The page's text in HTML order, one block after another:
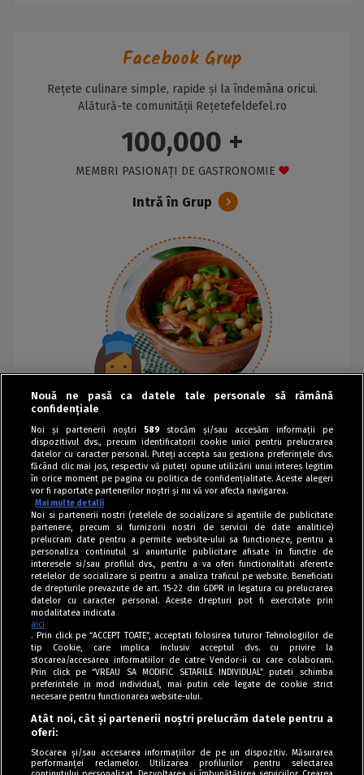
Facebook Grup
Rețete culinare simple, rapide și la îndemâna oricui.
Alătură-te comunității Rețetefeldefel.ro
100,000 +
MEMBRI PASIONAȚI DE GASTRONOMIE
Intră în Grup
Tag index
Program Antena 1
Politica de cookies
Nouă ne pasă ca datele tale personale să rămână
confidențiale
Noi și partenerii noștri 589 stocăm și/sau accesăm informații pe
dispozitivul dvs., precum identificatorii cookie unici pentru prelucrarea
datelor cu caracter personal. Puteți accepta sau gestiona preferințele dvs.
făcând clic mai jos, respectiv vă puteți opune utilizării unui interes legitim
în orice moment pe pagina cu politica de confidențialitate. Aceste alegeri
vor fi raportate partenerilor noștri și nu vă vor afecta navigarea.
Mai multe detalii
Noi si partenerii nostri (retelele de socializare si agentiile de publicitate
partenere, precum si furnizorii nostri de servicii de date analitice)
prelucram date pentru a permite website-ului sa functioneze, pentru a
personaliza continutul si anunturile publicitare afisate in functie de
interesele si/sau profilul dvs., pentru a va oferi functionalitati aferente
retelelor de socializare si pentru a analiza traficul pe website. Beneficiati
de drepturile prevazute de art. 15-22 din GDPR in legatura cu prelucrarea
datelor cu caracter personal. Aceste drepturi pot fi exercitate prin
modalitatea indicata
aici
. Prin click pe “ACCEPT TOATE”, acceptati folosirea tuturor Tehnologiilor de
tip Cookie, care implica inclusiv acceptul dvs. cu privire la
stocarea/accesarea informatiilor de catre Vendor-ii cu care colaboram.
Prin click pe “VREAU SA MODIFIC SETARILE INDIVIDUAL” puteti schimba
preferintele in mod individual, mai putin cele legate de cookie strict
necesare pentru functionarea website-ului.
Atât noi, cât și partenerii noștri prelucrăm datele pentru a
oferi:
Stocarea și/sau accesarea informațiilor de pe un dispozitiv. Măsurarea
performanței reclamelor. Utilizarea profilurilor pentru selectarea